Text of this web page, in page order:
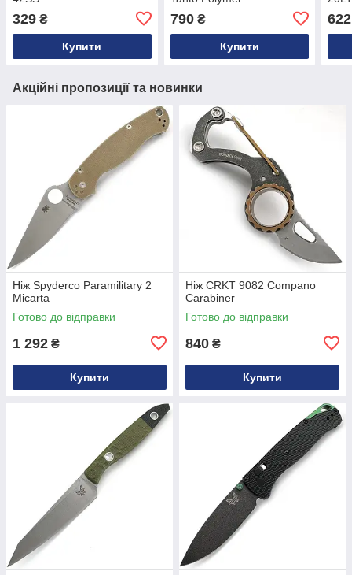
329 ₴
Купити
790₴
Купити
622
Акційні пропозиції та новинки
Ніж Spyderco Paramilitary 2
Micarta
Готово до відправки
1 292 ₴
Купити
Ніж CRKT 9082 Compano
Carabiner
Готово до відправки
840 ₴
Купити